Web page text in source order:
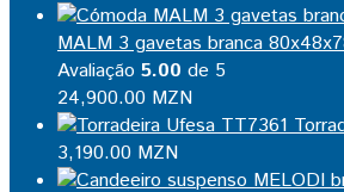
MALM 3 gavetas branca
Avaliação 5.00 de 5
24,900.00 MZN
3,190.00 MZN